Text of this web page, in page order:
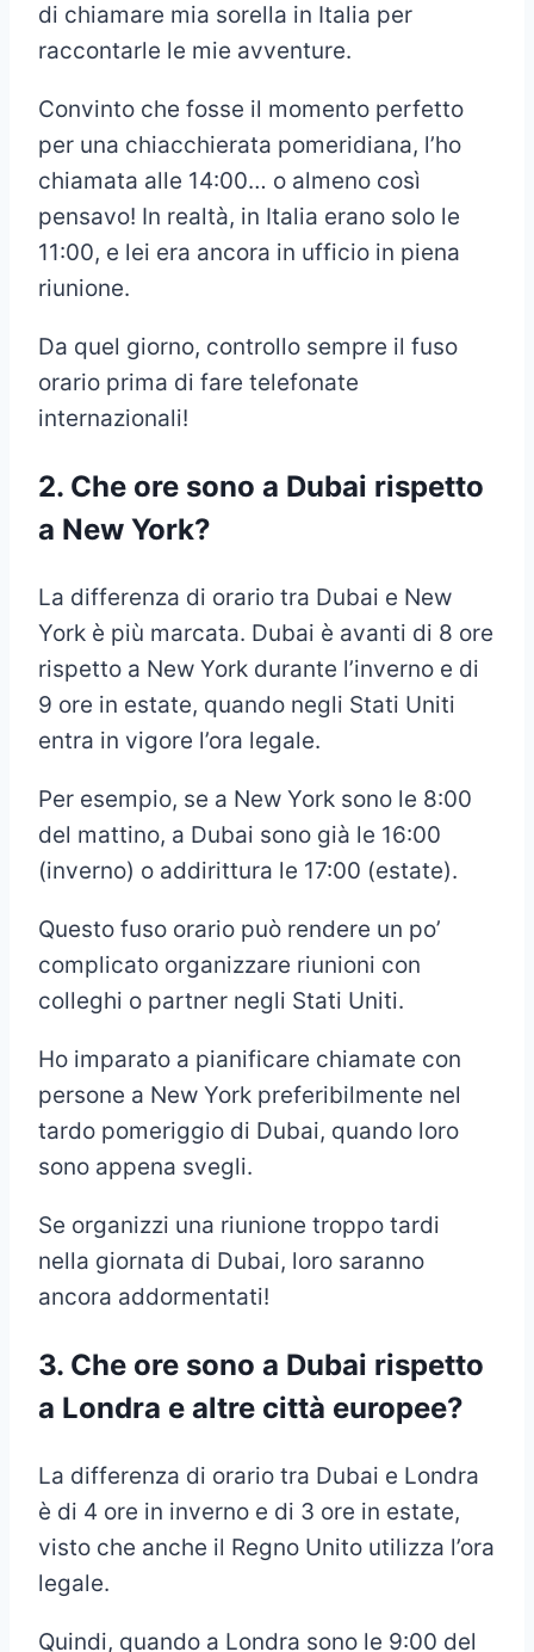
di chiamare mia sorella in Italia per
raccontarle le mie avventure.
Convinto che fosse il momento perfetto
per una chiacchierata pomeridiana, l’ho
chiamata alle 14:00… o almeno così
pensavo! In realtà, in Italia erano solo le
11:00, e lei era ancora in ufficio in piena
riunione.
Da quel giorno, controllo sempre il fuso
orario prima di fare telefonate
internazionali!
2. Che ore sono a Dubai rispetto
a New York?
La differenza di orario tra Dubai e New
York è più marcata. Dubai è avanti di 8 ore
rispetto a New York durante l’inverno e di
9 ore in estate, quando negli Stati Uniti
entra in vigore l’ora legale.
Per esempio, se a New York sono le 8:00
del mattino, a Dubai sono già le 16:00
(inverno) o addirittura le 17:00 (estate).
Questo fuso orario può rendere un po’
complicato organizzare riunioni con
colleghi o partner negli Stati Uniti.
Ho imparato a pianificare chiamate con
persone a New York preferibilmente nel
tardo pomeriggio di Dubai, quando loro
sono appena svegli.
Se organizzi una riunione troppo tardi
nella giornata di Dubai, loro saranno
ancora addormentati!
3. Che ore sono a Dubai rispetto
a Londra e altre città europee?
La differenza di orario tra Dubai e Londra
è di 4 ore in inverno e di 3 ore in estate,
visto che anche il Regno Unito utilizza l’ora
legale.
Quindi, quando a Londra sono le 9:00 del